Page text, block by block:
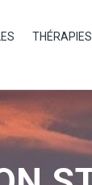
THÉRAPIES